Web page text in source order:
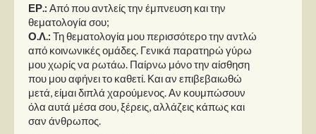
ΕΡ.: Από που αντλείς την έμπνευση και την
θεματολογία σου;
Ο.Λ.: Τη θεματολογία μου περισσότερο την αντλώ
από κοινωνικές ομάδες. Γενικά παρατηρώ γύρω
μου χωρίς να ρωτάω. Παίρνω μόνο την αίσθηση
που μου αφήνει το καθετί. Και αν επιβεβαιωθώ
μετά, είμαι διπλά χαρούμενος. Αν κουμπώσουν
όλα αυτά μέσα σου, ξέρεις, αλλάζεις κάπως και
σαν άνθρωπος.